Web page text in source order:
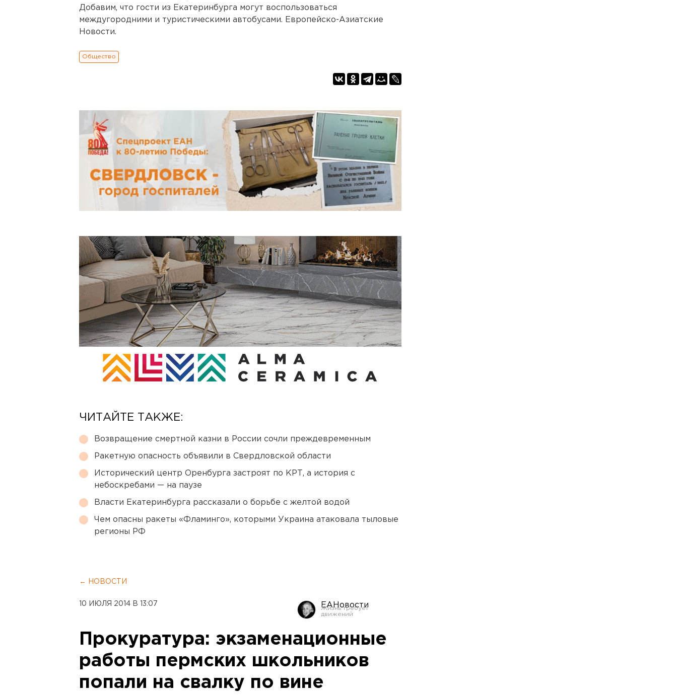
Добавим, что гости из Екатеринбурга могут воспользоваться
междугородними и туристическими автобусами. Европейско-Азиатские
Новости.
Общество
ЧИТАЙТЕ ТАКЖЕ:
Возвращение смертной казни в России сочли преждевременным
Ракетную опасность объявили в Свердловской области
Исторический центр Оренбурга застроят по КРТ, а история с
небоскребами — на паузе
Власти Екатеринбурга рассказали о борьбе с желтой водой
Чем опасны ракеты «Фламинго», которыми Украина атаковала тыловые
регионы РФ
← НОВОСТИ
10 ИЮЛЯ 2014 В 13:07 ЕАНовости
Прокуратура: экзаменационные
работы пермских школьников
попали на свалку по вине